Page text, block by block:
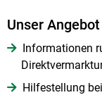
Unser Angebot
Informationen
Hilfestellung